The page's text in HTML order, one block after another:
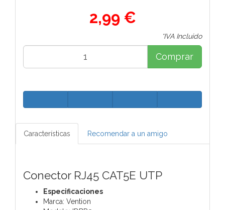
2,99 €
*IVA Incluido
Comprar
Características Recomendar a un amigo
Conector RJ45 CAT5E UTP
Especificaciones
Marca: Vention